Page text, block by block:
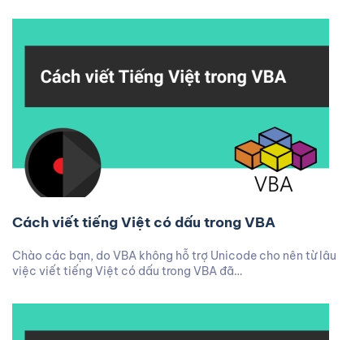
Cách viết tiếng Việt có dấu trong VBA
Chào các bạn, do VBA không hỗ trợ Unicode cho nên từ lâu
việc viết tiếng Việt có dấu trong VBA đã…